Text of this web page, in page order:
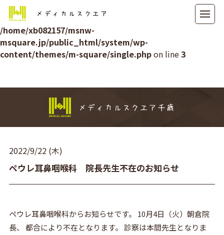
メディカルスクエア
Warning
: Attempt to read property "ID" on null in
/home/xb082157/msnw-
msquare.jp/public_html/system/wp-
content/themes/m-square/single.phpon line3
メディカルスクエア千歳
2022/9/22 (木)
ペウレ耳鼻咽喉科 院長先生不在のお知らせ
ペウレ耳鼻咽喉科からお知らせです。 10月4日（火）朝倉院
長、 都合により不在となります。 診察は本間先生となりま